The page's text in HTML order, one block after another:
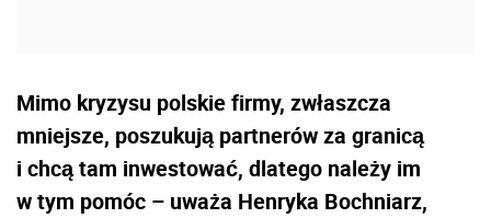
Mimo kryzysu polskie firmy, zwłaszcza
mniejsze, poszukują partnerów za granicą
i chcą tam inwestować, dlatego należy im
w tym pomóc – uważa Henryka Bochniarz,